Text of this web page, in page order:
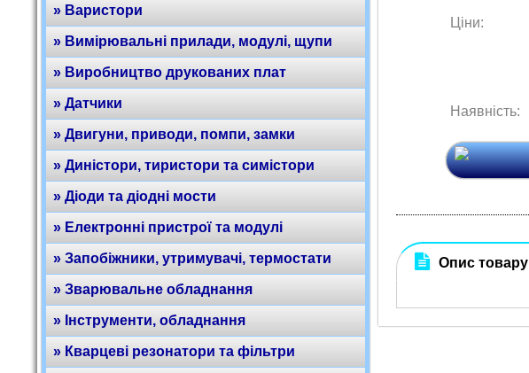
» Варистори
» Вимірювальні прилади, модулі, щупи
» Виробництво друкованих плат
» Датчики
» Двигуни, приводи, помпи, замки
» Диністори, тиристори та симістори
» Діоди та діодні мости
» Електронні пристрої та модулі
» Запобіжники, утримувачі, термостати
» Зварювальне обладнання
» Інструменти, обладнання
» Кварцеві резонатори та фільтри
Ціни:
Наявність:
Опис товару